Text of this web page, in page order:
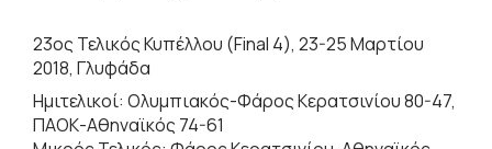
23ος Τελικός Κυπέλλου (Final 4), 23-25 Μαρτίου
2018, Γλυφάδα
Ημιτελικοί: Ολυμπιακός-Φάρος Κερατσινίου 80-47,
ΠΑΟΚ-Αθηναϊκός 74-61